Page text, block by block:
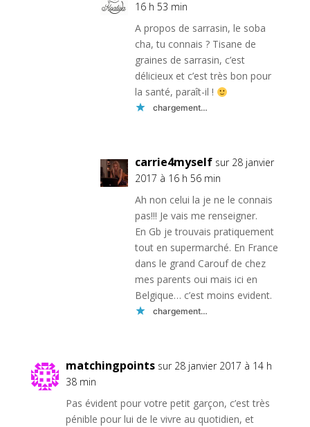
16 h 53 min
A propos de sarrasin, le soba
cha, tu connais ? Tisane de
graines de sarrasin, c’est
délicieux et c’est très bon pour
la santé, paraît-il !
chargement…
carrie4myself sur 28 janvier
2017 à 16 h 56 min
Ah non celui la je ne le connais
pas!!! Je vais me renseigner.
En Gb je trouvais pratiquement
tout en supermarché. En France
dans le grand Carouf de chez
mes parents oui mais ici en
Belgique… c’est moins evident.
chargement…
matchingpoints sur 28 janvier 2017 à 14 h
38 min
Pas évident pour votre petit garçon, c’est très
pénible pour lui de le vivre au quotidien, et